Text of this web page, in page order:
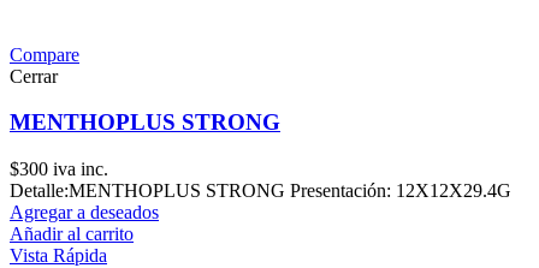
Compare
Cerrar
MENTHOPLUS STRONG
$300 iva inc.
Detalle:MENTHOPLUS STRONG Presentación: 12X12X29.4G
Agregar a deseados
Añadir al carrito
Vista Rápida